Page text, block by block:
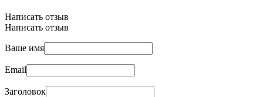
Написать отзыв
Написать отзыв
Ваше имя
Email
Заголовок